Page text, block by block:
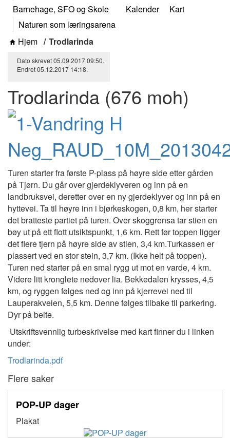
Barnehage, SFO og Skole
Naturen som læringsarena
Kalender Kart
Hjem Trodlarinda
Dato skrevet05.09.201709:50.
Endret05.12.2017 14:18.
Trodlarinda (676 moh)
Turen starter fra første P-plass på høyre side etter gården
på Tjørn. Du går over gjerdeklyveren og inn på en
landbruksvei, deretter over en ny gjerdeklyver og inn på en
hyttevei. Ta til høyre inn i bjørkeskogen, 0,8 km, her starter
det bratteste partiet på turen. Over skoggrensa tar stien en
bøy ut på ett flott utsiktspunkt, 1,6 km. Rett før toppen ligger
det flere tjern på høyre side av stien, 3,4 km.Turkassen er
plassert ved en stor stein, 3,7 km. (Ikke helt på toppen).
Turen ned starter på en smal rygg ut mot en varde, 4 km.
Videre litt kronglete nedover lia. Bekkedalen krysses, 4,5
km, og ryggen følges ned og inn på kjerrevei ned til
Lauperakveien, 5,5 km. Denne følges tilbake til parkering.
Dyr på beite.
Utskriftsvennlig turbeskrivelse med kart finner du i linken
under:
Trodlarinda.pdf
Flere saker
POP-UP dager
Plakat